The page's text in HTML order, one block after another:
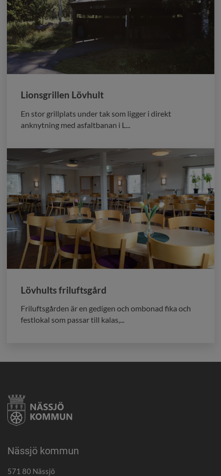
Lionsgrillen Lövhult
En stor grillplats under tak som ligger i direkt
anknytning med asfaltbanan i L...
Lövhults friluftsgård
Friluftsgården är en gedigen och ombonad fika och
festlokal som passar till kalas,...
Nässjö kommun
571 80 Nässjö